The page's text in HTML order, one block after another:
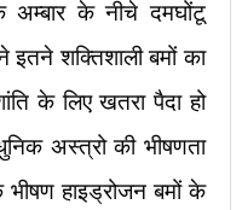
के नीचे दमघोंटू
इतने शक्तिशाली बमों का
के लिए खतरा पैदा हो
अस्त्रो की भीषणता
हाइड्रोजन बमों के